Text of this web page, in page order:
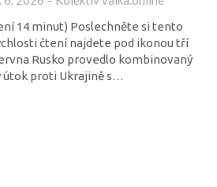
14 minut) Poslechněte si tento
čtení najdete pod ikonou tří
Rusko provedlo kombinovaný
útok proti Ukrajině s…